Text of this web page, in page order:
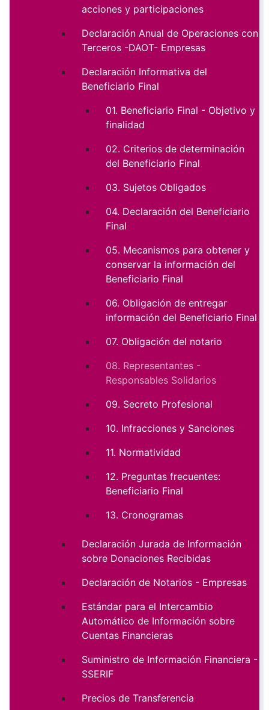
acciones y participaciones
Declaración Anual de Operaciones con
Terceros -DAOT- Empresas
Declaración Informativa del
Beneficiario Final
01. Beneficiario Final - Objetivo y
finalidad
02. Criterios de determinación
del Beneficiario Final
03. Sujetos Obligados
04. Declaración del Beneficiario
Final
05. Mecanismos para obtener y
conservar la información del
Beneficiario Final
06. Obligación de entregar
información del Beneficiario Final
07. Obligación del notario
08. Representantes -
Responsables Solidarios
09. Secreto Profesional
10. Infracciones y Sanciones
11. Normatividad
12. Preguntas frecuentes:
Beneficiario Final
13. Cronogramas
Declaración Jurada de Información
sobre Donaciones Recibidas
Declaración de Notarios - Empresas
Estándar para el Intercambio
Automático de Información sobre
Cuentas Financieras
Suministro de Información Financiera -
SSERIF
Precios de Transferencia